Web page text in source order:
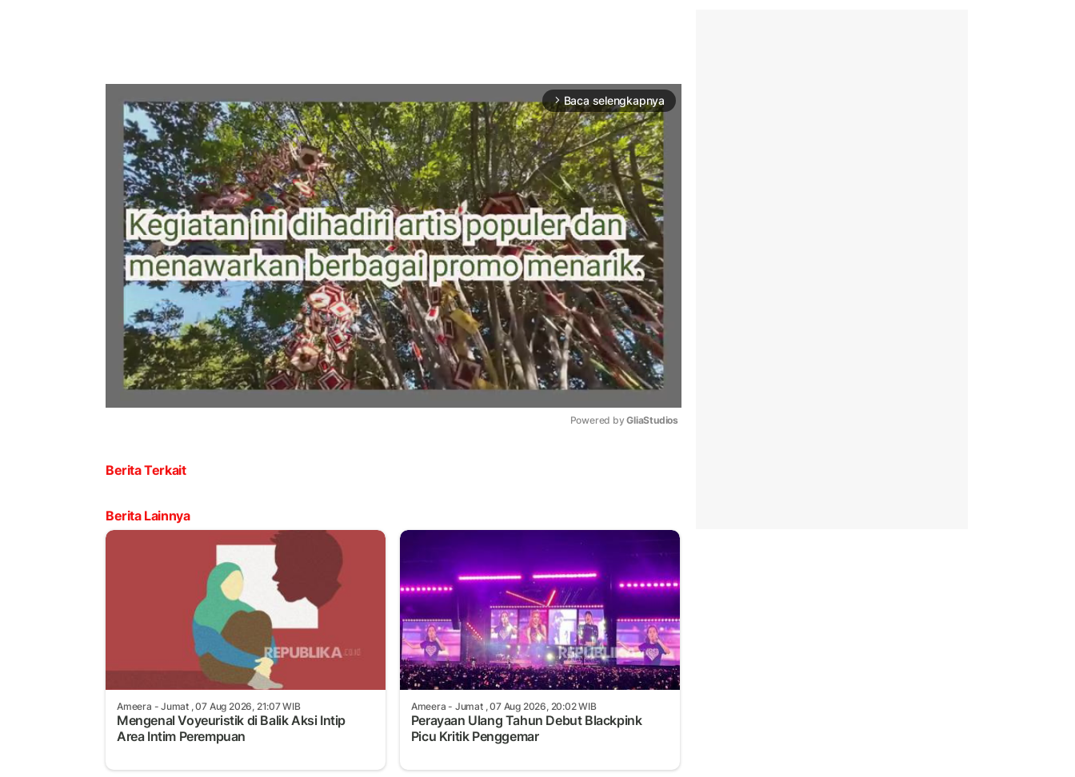
arrow_forward_ios Baca selengkapnya
Powered by GliaStudios
Berita Terkait
Berita Lainnya
Ameera - Jumat , 07 Aug 2026, 21:07 WIB
Mengenal Voyeuristik di Balik Aksi Intip
Area Intim Perempuan
Ameera - Jumat , 07 Aug 2026, 20:02 WIB
Perayaan Ulang Tahun Debut Blackpink
Picu Kritik Penggemar